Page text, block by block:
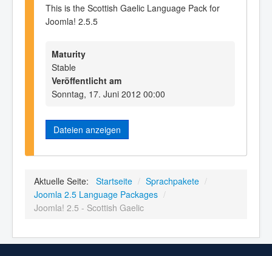
This is the Scottish Gaelic Language Pack for
Joomla! 2.5.5
Maturity
Stable
Veröffentlicht am
Sonntag, 17. Juni 2012 00:00
Dateien anzeigen
Aktuelle Seite: Startseite / Sprachpakete /
Joomla 2.5 Language Packages /
Joomla! 2.5 - Scottish Gaelic